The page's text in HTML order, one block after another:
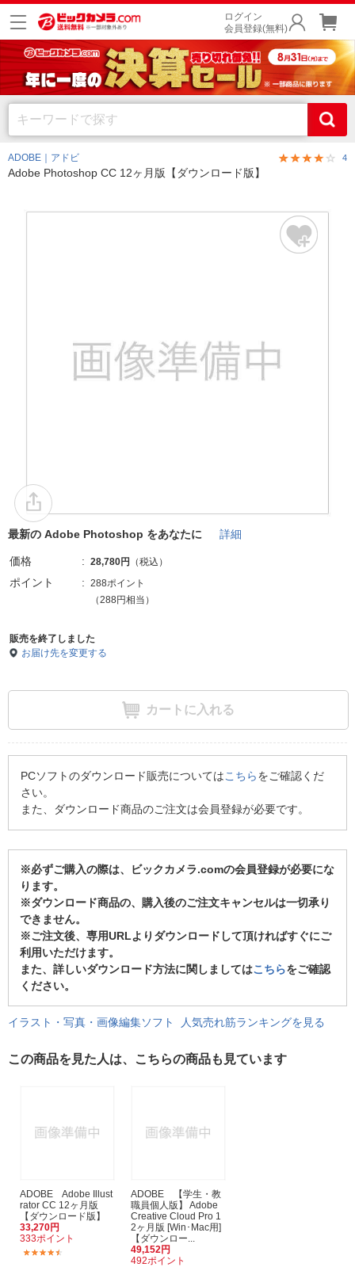
ログイン
会員登録(無料)
ADOBE｜アドビ 4
Adobe Photoshop CC 12ヶ月版【ダウンロード版】
最新の Adobe Photoshop をあなたに 詳細
価格 28,780円 （税込）
ポイント
288ポイント
（288円相当）
販売を終了しました
お届け先を変更する
カートに入れる
PCソフトのダウンロード販売についてはこちらをご確認くだ
さい。
また、ダウンロード商品のご注文は会員登録が必要です。
※必ずご購入の際は、ビックカメラ.comの会員登録が必要にな
ります。
※ダウンロード商品の、購入後のご注文キャンセルは一切承り
できません。
※ご注文後、専用URLよりダウンロードして頂ければすぐにご
利用いただけます。
また、詳しいダウンロード方法に関しましてはこちらをご確認
ください。
イラスト・写真・画像編集ソフト 人気売れ筋ランキングを見る
この商品を見た人は、こちらの商品も見ています
ADOBE Adobe Illust
rator CC 12ヶ月版
【ダウンロード版】
33,270円
333ポイント
ADOBE 【学生・教
職員個人版】 Adobe
Creative Cloud Pro 1
2ヶ月版 [Win･Mac用]
【ダウンロー...
49,152円
492ポイント